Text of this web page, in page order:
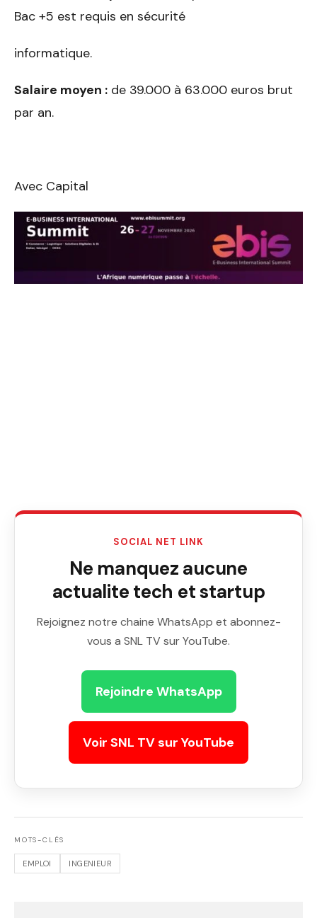
Bac +5 est requis en sécurité
informatique.
Salaire moyen : de 39.000 à 63.000 euros brut
par an.
Avec Capital
SOCIAL NET LINK
Ne manquez aucune
actualite tech et startup
Rejoignez notre chaine WhatsApp et abonnez-
vous a SNL TV sur YouTube.
Rejoindre WhatsApp
Voir SNL TV sur YouTube
MOTS-CLÉS
EMPLOI INGENIEUR